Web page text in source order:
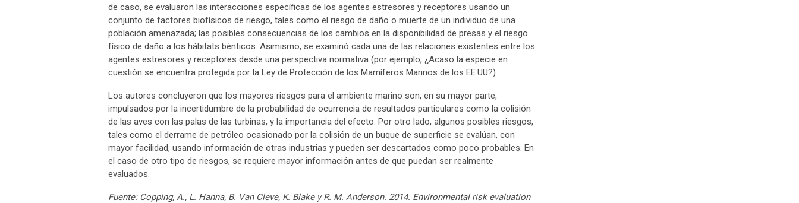
de caso, se evaluaron las interacciones específicas de los agentes estresores y receptores usando un
conjunto de factores biofísicos de riesgo, tales como el riesgo de daño o muerte de un individuo de una
población amenazada; las posibles consecuencias de los cambios en la disponibilidad de presas y el riesgo
físico de daño a los hábitats bénticos. Asimismo, se examinó cada una de las relaciones existentes entre los
agentes estresores y receptores desde una perspectiva normativa (por ejemplo, ¿Acaso la especie en
cuestión se encuentra protegida por la Ley de Protección de los Mamíferos Marinos de los EE.UU?)
Los autores concluyeron que los mayores riesgos para el ambiente marino son, en su mayor parte,
impulsados por la incertidumbre de la probabilidad de ocurrencia de resultados particulares como la colisión
de las aves con las palas de las turbinas, y la importancia del efecto. Por otro lado, algunos posibles riesgos,
tales como el derrame de petróleo ocasionado por la colisión de un buque de superficie se evalúan, con
mayor facilidad, usando información de otras industrias y pueden ser descartados como poco probables. En
el caso de otro tipo de riesgos, se requiere mayor información antes de que puedan ser realmente
evaluados.
Fuente: Copping, A., L. Hanna, B. Van Cleve, K. Blake y R. M. Anderson. 2014. Environmental risk evaluation